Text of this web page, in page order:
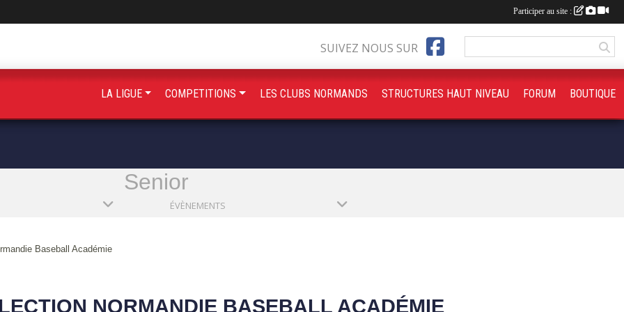
Senior
ÉVÈNEMENTS
Baseball Académie
NORMANDIE BASEBALL ACADÉMIE
SUIVEZ NOUS SUR
LA LIGUE COMPETITIONS LES CLUBS NORMANDS STRUCTURES HAUT NIVEAU FORUM BOUTIQUE
Participer au site :